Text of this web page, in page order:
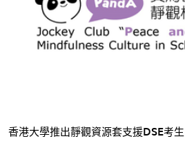
香港大學推出靜觀資源套支援DSE考生